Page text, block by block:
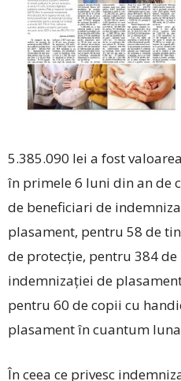
5.385.090 lei a fost
în primele 6 luni din an de
de beneficiari de
plasament, pentru 58 de
de protecție, pentru 384
indemnizației de
pentru 60 de copii cu
plasament în cuantum
În ceea ce privesc